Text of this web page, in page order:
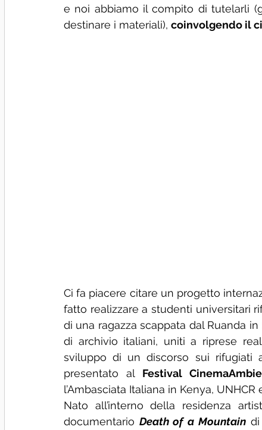
e noi abbiamo il compito di tutelarli
destinare i materiali), coinvolgendo il
Ci fa piacere citare un progetto
fatto realizzare a studenti universitari
di una ragazza scappata dal Ruanda
di archivio italiani, uniti a riprese
sviluppo di un discorso sui rifugiati
presentato al Festival
l’Ambasciata Italiana in Kenya, UNHCR
Nato all’interno della residenza
documentario Death of a Mountain di